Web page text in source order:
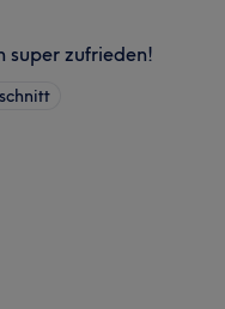
super zufrieden!